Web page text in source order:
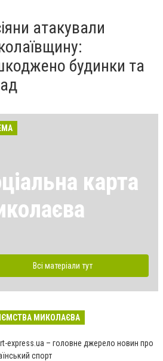
атакували
будинки та
карта
Всі матеріали тут
МИКОЛАЄВА
express.ua – головне джерело новин про
спорт